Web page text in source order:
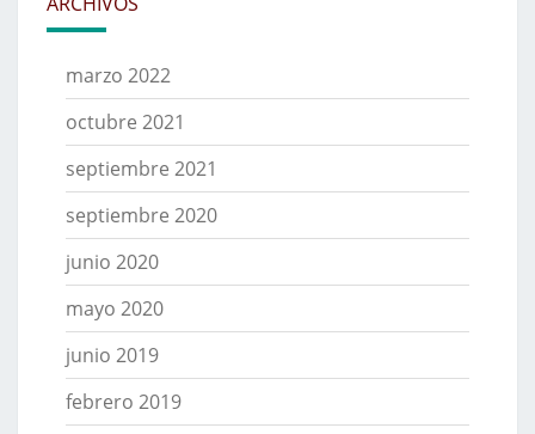
marzo 2022
octubre 2021
septiembre 2021
septiembre 2020
junio 2020
mayo 2020
junio 2019
febrero 2019